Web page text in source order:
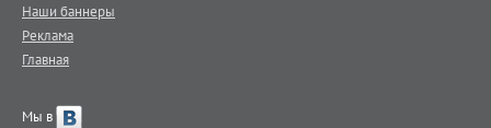
Наши баннеры
Реклама
Главная
Мы в